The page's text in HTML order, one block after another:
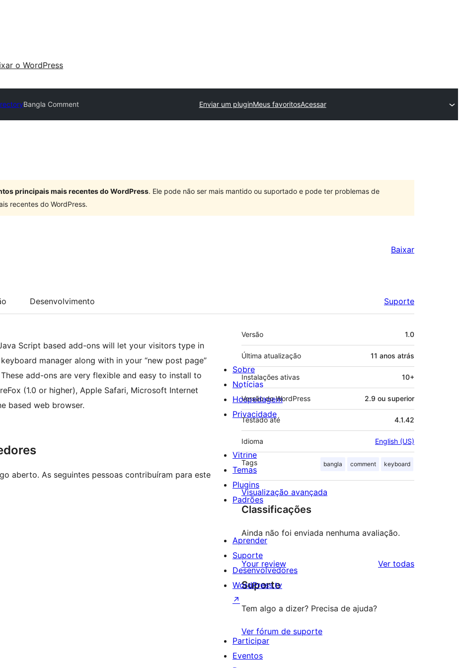
o WordPress
Bangla Comment Enviar um pluginMeus favoritosAcessar
principais mais recentes do WordPress. Ele pode não ser mais mantido ou suportado e pode ter problemas de
recentes do WordPress.
Baixar
Desenvolvimento Suporte
Script based add-ons will let your visitors type in
manager along with in your “new post page”
add-ons are very flexible and easy to install to
(1.0 or higher), Apple Safari, Microsoft Internet
based web browser.
aberto. As seguintes pessoas contribuíram para este
Meta
Versão 1.0
Última atualização 11 anos atrás
Instalações ativas 10+
Versão do WordPress 2.9 ou superior
Testado até 4.1.42
Idioma English (US)
Tags bangla comment keyboard
Visualização avançada
Classificações
Ainda não foi enviada nenhuma avaliação.
Your review Ver todasavaliações
Suporte
Tem algo a dizer? Precisa de ajuda?
Ver fórum de suporte
Sobre
Notícias
Hospedagem
Privacidade
Vitrine
Temas
Plugins
Padrões
Aprender
Suporte
Desenvolvedores
WordPress.tv
↗
Participar
Eventos